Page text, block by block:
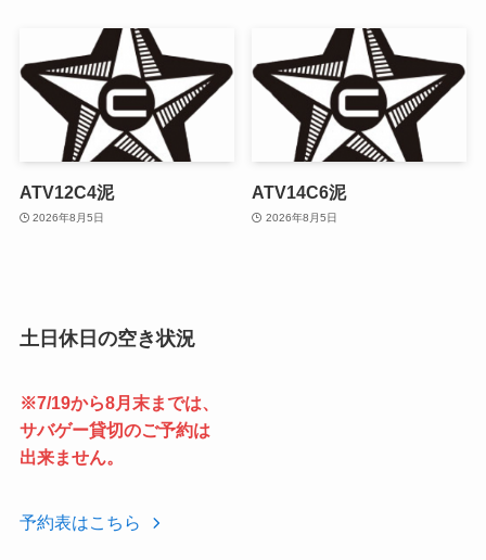
ATV12C4泥
2026年8月5日
ATV14C6泥
2026年8月5日
土日休日の空き状況
※7/19から8月末までは、
サバゲー貸切のご予約は
出来ません。
予約表はこちら